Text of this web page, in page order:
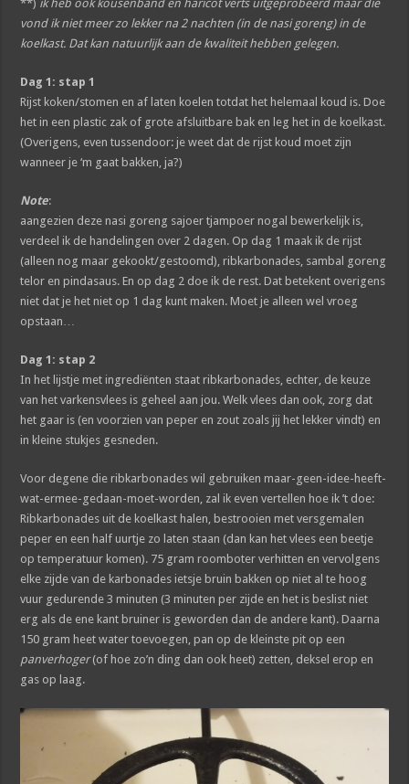
**) ik heb ook kousenband en haricot verts uitgeprobeerd maar die
vond ik niet meer zo lekker na 2 nachten (in de nasi goreng) in de
koelkast. Dat kan natuurlijk aan de kwaliteit hebben gelegen.
Dag 1: stap 1
Rijst koken/stomen en af laten koelen totdat het helemaal koud is. Doe
het in een plastic zak of grote afsluitbare bak en leg het in de koelkast.
(Overigens, even tussendoor: je weet dat de rijst koud moet zijn
wanneer je ‘m gaat bakken, ja?)
Note:
aangezien deze nasi goreng sajoer tjampoer nogal bewerkelijk is,
verdeel ik de handelingen over 2 dagen. Op dag 1 maak ik de rijst
(alleen nog maar gekookt/gestoomd), ribkarbonades, sambal goreng
telor en pindasaus. En op dag 2 doe ik de rest. Dat betekent overigens
niet dat je het niet op 1 dag kunt maken. Moet je alleen wel vroeg
opstaan…
Dag 1: stap 2
In het lijstje met ingrediënten staat ribkarbonades, echter, de keuze
van het varkensvlees is geheel aan jou. Welk vlees dan ook, zorg dat
het gaar is (en voorzien van peper en zout zoals jij het lekker vindt) en
in kleine stukjes gesneden.
Voor degene die ribkarbonades wil gebruiken maar-geen-idee-heeft-
wat-ermee-gedaan-moet-worden, zal ik even vertellen hoe ik ’t doe:
Ribkarbonades uit de koelkast halen, bestrooien met versgemalen
peper en een half uurtje zo laten staan (dan kan het vlees een beetje
op temperatuur komen). 75 gram roomboter verhitten en vervolgens
elke zijde van de karbonades ietsje bruin bakken op niet al te hoog
vuur gedurende 3 minuten (3 minuten per zijde en het is beslist niet
erg als de ene kant bruiner is geworden dan de andere kant). Daarna
150 gram heet water toevoegen, pan op de kleinste pit op een
panverhoger(of hoe zo’n ding dan ook heet) zetten, deksel erop en
gas op laag.